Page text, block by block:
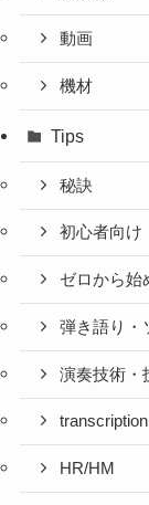
動画
機材
Tips
秘訣
初心者向け
ゼロから始
弾き語り・
演奏技術・
transcription
HR/HM